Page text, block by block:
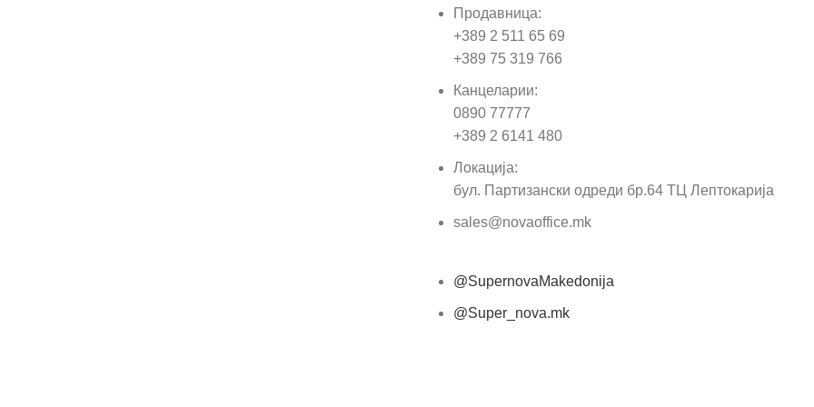
Продавница:
+389 2 511 65 69
+389 75 319 766
Канцеларии:
0890 77777
+389 2 6141 480
Локација:
бул. Партизански одреди бр.64 ТЦ Лептокарија
sales@novaoffice.mk
@SupernovaMakedonija
@Super_nova.mk